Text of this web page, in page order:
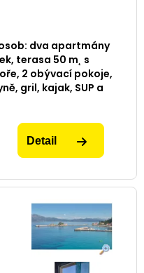
dva apartmány
terasa 50 m˛ s
2 obývací pokoje,
gril, kajak, SUP a
Detail